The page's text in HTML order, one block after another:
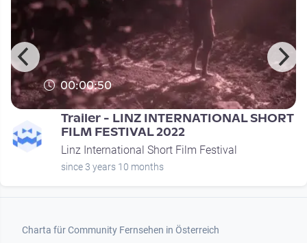
00:00:50
Trailer - LINZ INTERNATIONAL SHORT
FILM FESTIVAL 2022
Linz International Short Film Festival
since 3 years 10 months
Footer 1
Charta für Community Fernsehen in Österreich